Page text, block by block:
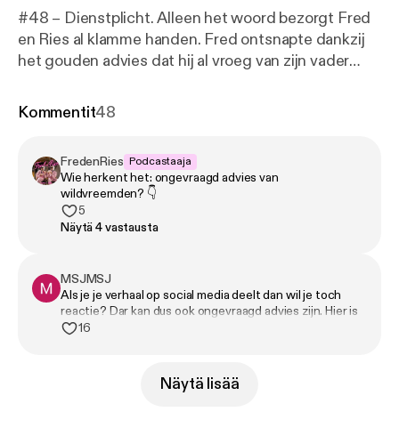
#48 – Dienstplicht. Alleen het woord bezorgt Fred
en Ries al klamme handen. Fred ontsnapte dankzij
het gouden advies dat hij al vroeg van zijn vader
moest iets creatiever te werk en schakelde zelfs de
vrijgekomen tijd daarna nuttig besteden op een
theaterkamp in Parijs voor zielige, eenzame
jongeren… 🎧 Geproduceerd door Tonny Media 💖
Volg ons op Instagram, TikTok en YouTube. 🪩 Mail
Kommentit48
FredenRies Podcastaaja
Wie herkent het: ongevraagd advies van
wildvreemden? 👇
5
Näytä 4 vastausta
MSJMSJ
Als je je verhaal op social media deelt dan wil je toch
reactie? Dar kan dus ook ongevraagd advies zijn. Hier is
1 oplossing voor. Deel je shit gewoon niet.
16
Näytä lisää